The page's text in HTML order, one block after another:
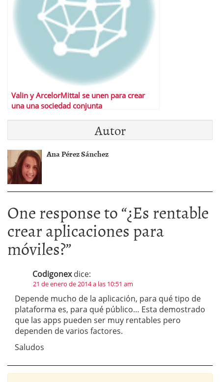
Valin y ArcelorMittal se unen para crear
una una sociedad conjunta
Autor
Ana Pérez Sánchez
One response to “¿Es rentable
crear aplicaciones para
móviles?”
Codigonex dice:
21 de enero de 2014 a las 10:51 am
Depende mucho de la aplicación, para qué tipo de
plataforma es, para qué público… Esta demostrado
que las apps pueden ser muy rentables pero
dependen de varios factores.
Saludos